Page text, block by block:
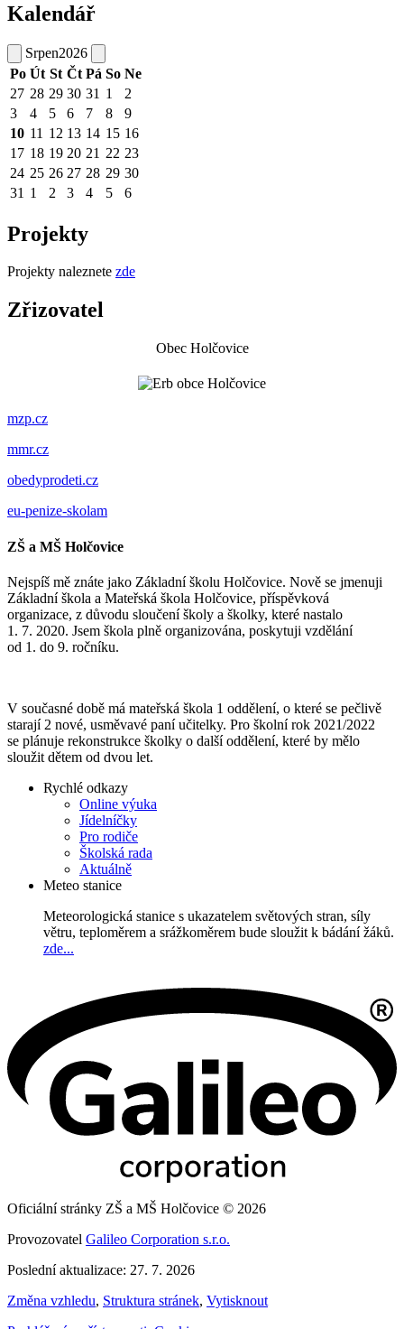
Kalendář
Srpen2026
Po Út St Čt Pá So Ne
27 28 29 30 31 1
2
3
4 5 6 7 8
9
10 11 12 13 14 15 16
17 18 19 20 21 22 23
24 25 26 27 28 29 30
31 1 2 3 4 5 6
Projekty
Projekty naleznete zde
Zřizovatel
Obec Holčovice
mzp.cz
mmr.cz
obedyprodeti.cz
eu-penize-skolam
ZŠ a MŠ Holčovice
Nejspíš mě znáte jako Základní školu Holčovice. Nově se jmenuji
Základní škola a Mateřská škola Holčovice, příspěvková
organizace, z důvodu sloučení školy a školky, které nastalo
1. 7. 2020. Jsem škola plně organizována, poskytuji vzdělání
od 1. do 9. ročníku.
V současné době má mateřská škola 1 oddělení, o které se pečlivě
starají 2 nové, usměvavé paní učitelky. Pro školní rok 2021/2022
se plánuje rekonstrukce školky o další oddělení, které by mělo
sloužit dětem od dvou let.
Rychlé odkazy
Online výuka
Jídelníčky
Pro rodiče
Školská rada
Aktuálně
Meteo stanice
Meteorologická stanice s ukazatelem světových stran, síly
větru, teploměrem a srážkoměrem bude sloužit k bádání žáků.
zde...
Oficiální stránky ZŠ a MŠ Holčovice © 2026
Provozovatel Galileo Corporation s.r.o.
Poslední aktualizace: 27. 7. 2026
Změna vzhledu, Struktura stránek, Vytisknout